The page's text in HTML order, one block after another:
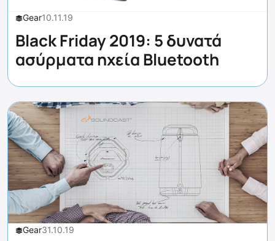
Gear10.11.19
Black Friday 2019: 5 δυνατά
ασύρματα ηχεία Bluetooth
Gear31.10.19